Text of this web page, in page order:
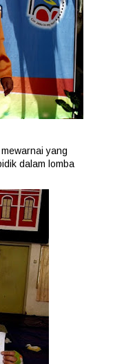
yang
dalam lomba